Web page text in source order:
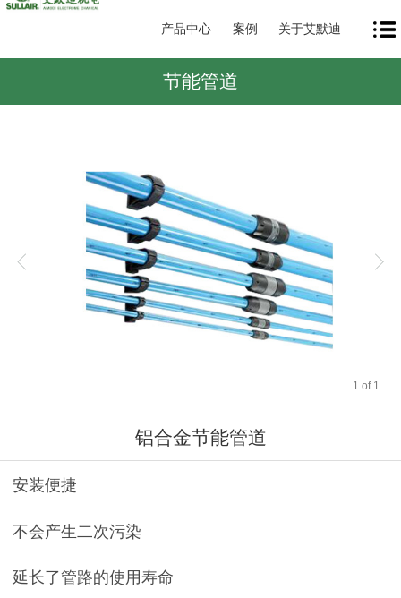
产品中心 案例 关于艾默迪
节能管道
1 of 1
铝合金节能管道
安装便捷
不会产生二次污染
延长了管路的使用寿命